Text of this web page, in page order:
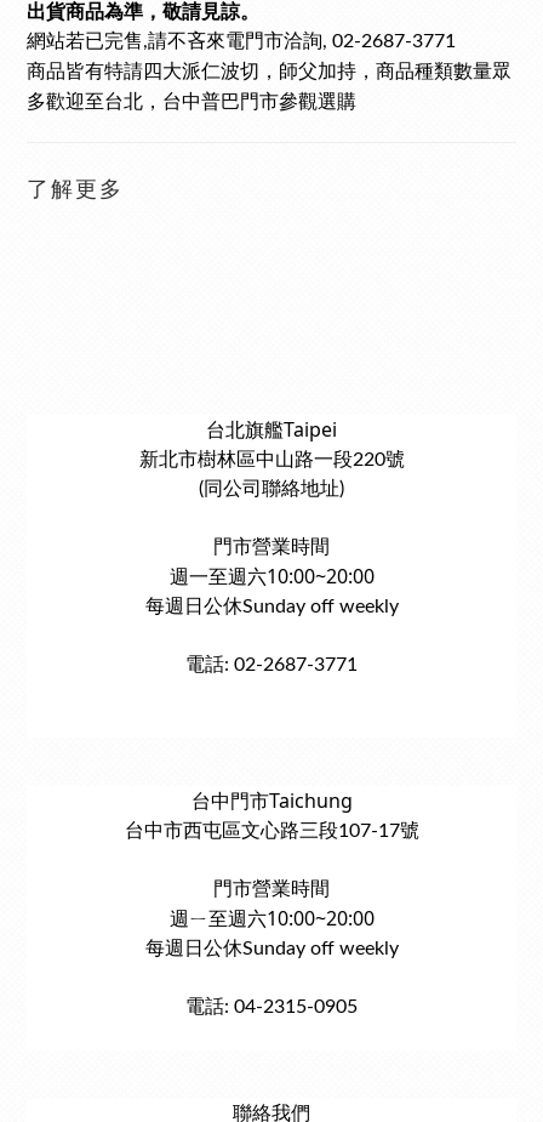
出貨商品為準，敬請見諒。
網站若已完售,請不吝來電門市洽詢, 02-2687-3771
商品皆有特請四大派仁波切，師父加持，商品種類數量眾
多歡迎至台北，台中普巴門市參觀選購
了解更多
台北旗艦Taipei
新北市樹林區中山路一段220號
(同公司聯絡地址)
門市營業時間
週一至週六10:00~20:00
每週日公休Sunday off weekly
電話: 02-2687-3771
台中門市Taichung
台中市西屯區文心路三段107-17號
門市營業時間
週ㄧ至週六10:00~20:00
每週日公休Sunday off weekly
電話: 04-2315-0905
聯絡我們